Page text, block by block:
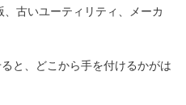
古いユーティリティ、メーカ
と、どこから手を付けるかがは